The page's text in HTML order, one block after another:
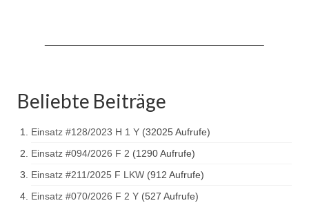
Tanklöschfahrzeug TLF 4000
Löschgruppenfahrzeug LF 20 KatS
Gerätewagen Logistik GW-L 2
Tanklöschfahrzeug TLF 16/24 Tr
Gerätewagen Gefahrgut GW-G
Beliebte Beiträge
Einsatz #128/2023 H 1 Y (32025 Aufrufe)
Einsatz #094/2026 F 2 (1290 Aufrufe)
Einsatz #211/2025 F LKW (912 Aufrufe)
Einsatz #070/2026 F 2 Y (527 Aufrufe)